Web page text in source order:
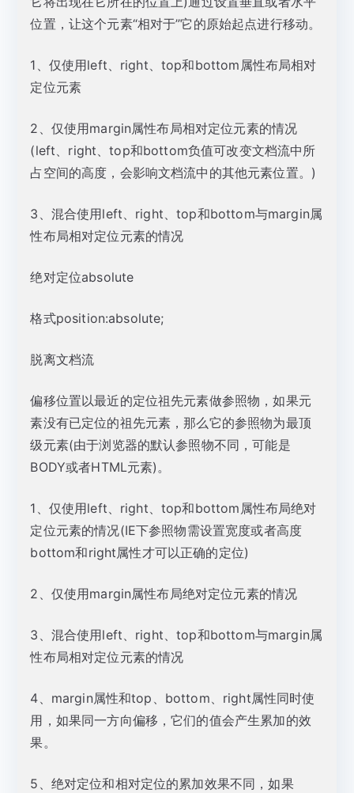
位置，让这个元素“相对于”它的原始起点进行移动。
1、仅使用left、right、top和bottom属性布局相对
定位元素
2、仅使用margin属性布局相对定位元素的情况
(left、right、top和bottom负值可改变文档流中所
占空间的高度，会影响文档流中的其他元素位置。)
3、混合使用left、right、top和bottom与margin属
性布局相对定位元素的情况
绝对定位absolute
格式position:absolute;
脱离文档流
偏移位置以最近的定位祖先元素做参照物，如果元
素没有已定位的祖先元素，那么它的参照物为最顶
级元素(由于浏览器的默认参照物不同，可能是
BODY或者HTML元素)。
1、仅使用left、right、top和bottom属性布局绝对
定位元素的情况(IE下参照物需设置宽度或者高度
bottom和right属性才可以正确的定位)
2、仅使用margin属性布局绝对定位元素的情况
3、混合使用left、right、top和bottom与margin属
性布局相对定位元素的情况
4、margin属性和top、bottom、right属性同时使
用，如果同一方向偏移，它们的值会产生累加的效
果。
5、绝对定位和相对定位的累加效果不同，如果